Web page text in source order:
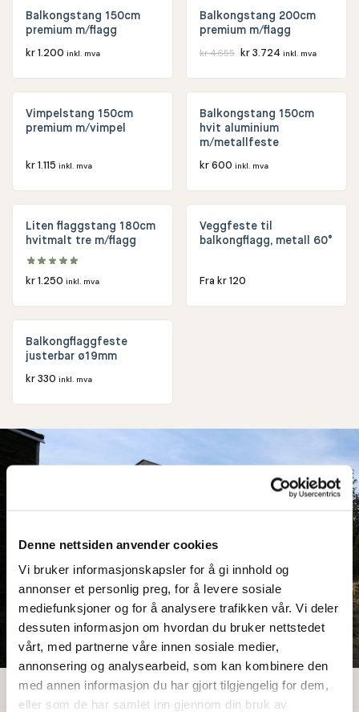
Denne nettsiden anvender cookies
Vi bruker informasjonskapsler for å gi innhold og
annonser et personlig preg, for å levere sosiale
mediefunksjoner og for å analysere trafikken vår. Vi deler
dessuten informasjon om hvordan du bruker nettstedet
vårt, med partnerne våre innen sosiale medier,
annonsering og analysearbeid, som kan kombinere den
med annen informasjon du har gjort tilgjengelig for dem,
eller som de har samlet inn gjennom din bruk av
Balkongstang 150cm
premium m/flagg
kr1.200 inkl. mva
Balkongstang 200cm
premium m/flagg
kr4.655 kr3.724 inkl. mva
Vimpelstang 150cm
premium m/vimpel
kr1.115 inkl. mva
Balkongstang 150cm
hvit aluminium
m/metallfeste
kr600 inkl. mva
Liten flaggstang 180cm
hvitmalt tre m/flagg
kr1.250 inkl. mva
Veggfeste til
balkongflagg, metall 60°
Fra kr120
Balkongflaggfeste
justerbar ø19mm
kr330 inkl. mva